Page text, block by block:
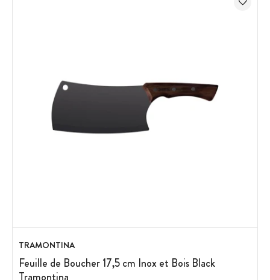
TRAMONTINA
Feuille de Boucher 17,5 cm Inox et Bois Black